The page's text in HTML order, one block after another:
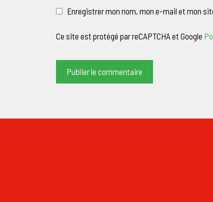
Enregistrer mon nom, mon e-mail et mon
Ce site est protégé par reCAPTCHA et Google